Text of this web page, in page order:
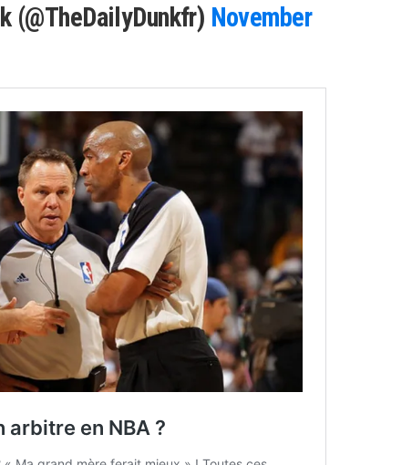
(@TheDailyDunkfr) November